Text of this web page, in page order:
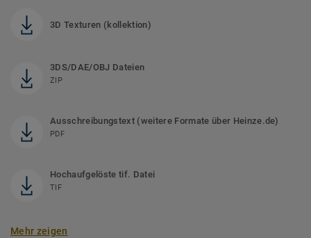
3D Texturen (kollektion)
3DS/DAE/OBJ Dateien
ZIP
Ausschreibungstext (weitere Formate über Heinze.de)
PDF
Hochaufgelöste tif. Datei
TIF
Mehr zeigen